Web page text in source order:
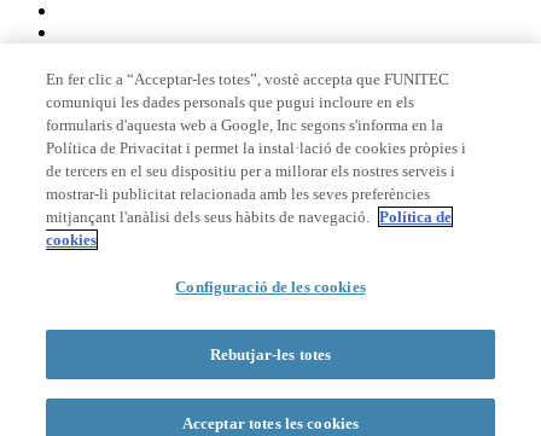
Membre de
Acreditacions
© 2026 La Salle Campus Barcelona - URL |Avís legal
Formulari de cerca
En fer clic a “Acceptar-les totes”, vostè accepta que FUNITEC
comuniqui les dades personals que pugui incloure en els
formularis d'aquesta web a Google, Inc segons s'informa en la
Política de Privacitat i permet la instal·lació de cookies pròpies i
de tercers en el seu dispositiu per a millorar els nostres serveis i
mostrar-li publicitat relacionada amb les seves preferències
mitjançant l'anàlisi dels seus hàbits de navegació. Política de
cookies
Configuració de les cookies
Rebutjar-les totes
Acceptar totes les cookies